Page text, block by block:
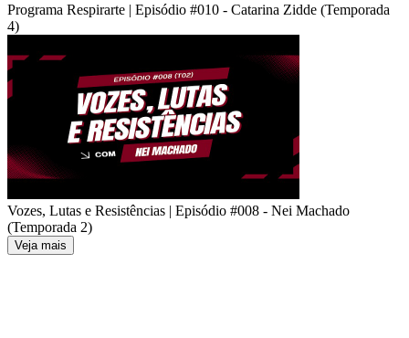
Programa Respirarte | Episódio #010 - Catarina Zidde (Temporada
4)
Vozes, Lutas e Resistências | Episódio #008 - Nei Machado
(Temporada 2)
Veja mais